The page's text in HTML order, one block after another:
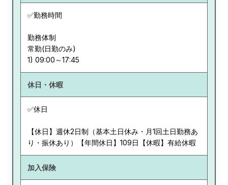
✅勤務時間
勤務体制
常勤(日勤のみ)
休日・休暇
✅休日
【休日】週休2日制（基本土日休み・月1回土日勤務あ
り・振休あり）【年間休日】109日【休暇】有給休暇
加入保険